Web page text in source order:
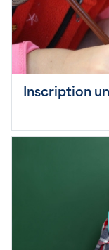
Inscription